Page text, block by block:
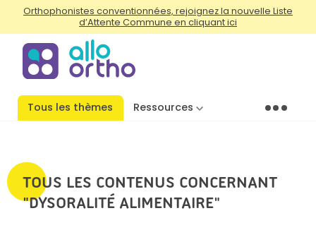
Orthophonistes conventionnées, rejoignez la nouvelle Liste
d’Attente Commune en cliquant ici
Tous les thèmes Ressources Menu
TOUS LES CONTENUS CONCERNANT
"DYSORALITÉ ALIMENTAIRE"